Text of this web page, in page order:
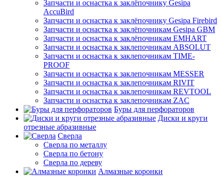
Запчасти и оснастка к заклёпочнику Gesipa
AccuBird
Запчасти и оснастка к заклёпочнику Gesipa Firebird
Запчасти и оснастка к заклёпочникам Gesipa GBM
Запчасти и оснастка к заклёпочникам EMHART
Запчасти и оснастка к заклепочникам ABSOLUT
Запчасти и оснастка к заклепочникам TIME-
PROOF
Запчасти и оснастка к заклепочникам MESSER
Запчасти и оснастка к заклепочникам RIVIT
Запчасти и оснастка к заклепочникам REVTOOL
Запчасти и оснастка к заклепочникам ZAC
Буры для перфораторов
Диски и круги
отрезные абразивные
Сверла
Сверла по металлу
Сверла по бетону
Сверла по дереву
Алмазные коронки